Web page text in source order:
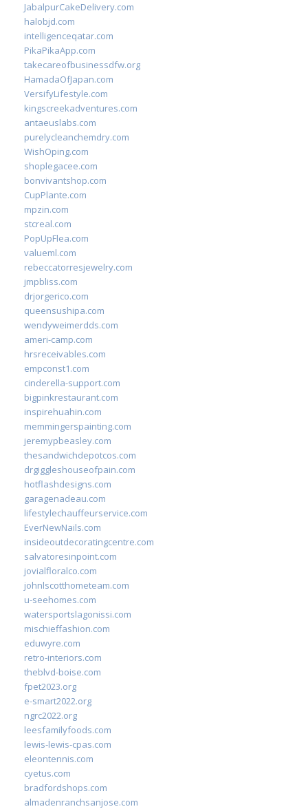
JabalpurCakeDelivery.com
halobjd.com
intelligenceqatar.com
PikaPikaApp.com
takecareofbusinessdfw.org
HamadaOfJapan.com
VersifyLifestyle.com
kingscreekadventures.com
antaeuslabs.com
purelycleanchemdry.com
WishOping.com
shoplegacee.com
bonvivantshop.com
CupPlante.com
mpzin.com
stcreal.com
PopUpFlea.com
valueml.com
rebeccatorresjewelry.com
jmpbliss.com
drjorgerico.com
queensushipa.com
wendyweimerdds.com
ameri-camp.com
hrsreceivables.com
empconst1.com
cinderella-support.com
bigpinkrestaurant.com
inspirehuahin.com
memmingerspainting.com
jeremypbeasley.com
thesandwichdepotcos.com
drgiggleshouseofpain.com
hotflashdesigns.com
garagenadeau.com
lifestylechauffeurservice.com
EverNewNails.com
insideoutdecoratingcentre.com
salvatoresinpoint.com
jovialfloralco.com
johnlscotthometeam.com
u-seehomes.com
watersportslagonissi.com
mischieffashion.com
eduwyre.com
retro-interiors.com
theblvd-boise.com
fpet2023.org
e-smart2022.org
ngrc2022.org
leesfamilyfoods.com
lewis-lewis-cpas.com
eleontennis.com
cyetus.com
bradfordshops.com
almadenranchsanjose.com